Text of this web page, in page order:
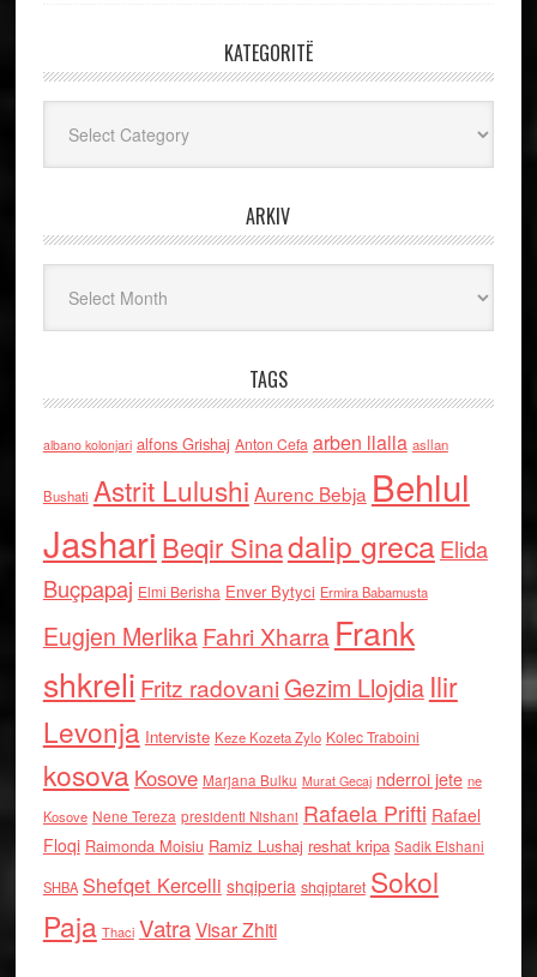
KATEGORITË
ARKIV
TAGS
albano kolonjari alfons Grishaj Anton Cefa arben llalla asllan
Bushati Astrit Lulushi Aurenc Bebja Behlul
Jashari Beqir Sinadalip grecaElida
Buçpapaj Elmi Berisha Enver Bytyci Ermira Babamusta
Eugjen MerlikaFahri Xharra Frank
shkreli Fritz radovaniGezim Llojdia Ilir
Levonja Interviste Keze Kozeta Zylo Kolec Traboini
kosova Kosove Marjana Bulku Murat Gecaj nderroi jete ne
Kosove Nene Tereza presidenti Nishani Rafaela Prifti Rafael
Floqi Raimonda Moisiu Ramiz Lushaj reshat kripa Sadik Elshani
SHBA Shefqet Kercelli shqiperia shqiptaret Sokol
Paja Thaci VatraVisar Zhiti